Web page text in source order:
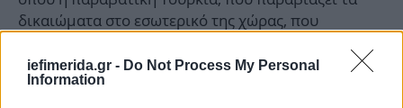
iefimerida.gr - Do Not Process My Personal
Information
δικαιώματα στο εσωτερικό της χώρας, που
παράλογες αιτιάσεις απέναντι στη δική μας χώρα,
αλλά και έχοντας στρατεύματα κατοχής σε τρεις